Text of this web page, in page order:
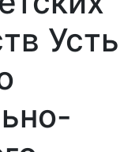
Усть